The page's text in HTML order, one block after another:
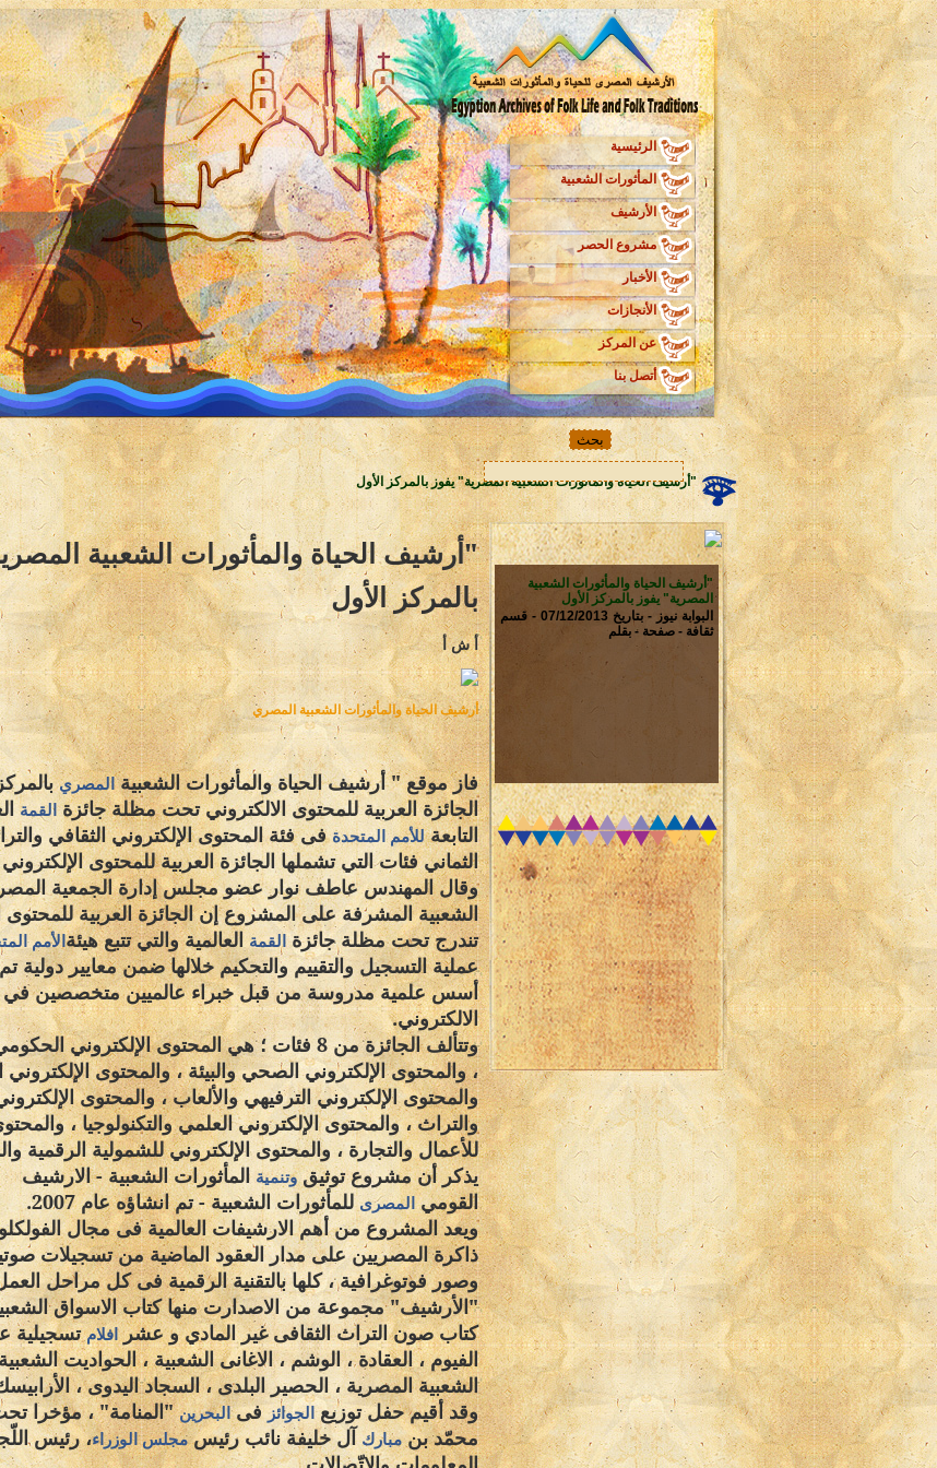
الرئيسية
المأثورات الشعبية
الأرشيف
مشروع الحصر
الأخبار
الأنجازات
عن المركز
أتصل بنا
"أرشيف الحياة والمأثورات الشعبية المصرية" يفوز بالمركز الأول
"أرشيف الحياة والمأثورات الشعبية
المصرية" يفوز بالمركز الأول
البوابة نيوز - بتاريخ 07/12/2013 - قسم
ثقافة - صفحة - بقلم
"أرشيف الحياة والمأثورات الشعبية
بالمركز الأول
أ ش أ
أرشيف الحياة والمأثورات الشعبية المصري
فاز موقع " أرشيف الحياة والمأثورات الشعبية المصري
الجائزة العربية للمحتوى الالكتروني تحت مظلة جائزة القمة
التابعة للأمم المتحدة فى فئة المحتوى الإلكتروني الثقافي
الثماني فئات التي تشملها الجائزة العربية للمحتوى الإلكتروني
وقال المهندس عاطف نوار عضو مجلس إدارة الجمعية
الشعبية المشرفة على المشروع إن الجائزة العربية للمحتوى
تندرج تحت مظلة جائزة القمة العالمية والتي تتبع هيئةالأمم
عملية التسجيل والتقييم والتحكيم خلالها ضمن معايير دولية
أسس علمية مدروسة من قبل خبراء عالميين متخصصين في
الالكتروني.
وتتألف الجائزة من 8 فئات ؛ هي المحتوى
، والمحتوى الإلكتروني الصحي والبيئة ، والمحتوى الإلكتروني
والمحتوى الإلكتروني الترفيهي والألعاب ، والمحتوى
والتراث ، والمحتوى الإلكتروني العلمي والتكنولوجيا ،
للأعمال والتجارة ، والمحتوى الإلكتروني للشمولية الرقمية
يذكر أن مشروع توثيق وتنمية المأثورات الشعبية - الارشيف
القومي المصرى للمأثورات الشعبية - تم انشاؤه عام 2007
.
ويعد المشروع من أهم الارشيفات العالمية فى مجال
ذاكرة المصريين على مدار العقود الماضية من تسجيلات
وصور فوتوغرافية ، كلها بالتقنية الرقمية فى كل مراحل
"الأرشيف" مجموعة من الاصدارت منها كتاب الاسواق
كتاب صون التراث الثقافى غير المادي و عشر افلام تسجيلية
الفيوم ، العقادة ، الوشم ، الاغانى الشعبية ، الحواديت
الشعبية المصرية ، الحصير البلدى ، السجاد اليدوى ،
وقد أقيم حفل توزيع الجوائز فى البحرين "المنامة" ، مؤخرا
محمّد بن مبارك آل خليفة نائب رئيس مجلس الوزراء، رئيس